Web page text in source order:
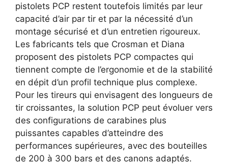
pistolets PCP restent toutefois limités par leur
capacité d’air par tir et par la nécessité d’un
montage sécurisé et d’un entretien rigoureux.
Les fabricants tels que Crosman et Diana
proposent des pistolets PCP compactes qui
tiennent compte de l’ergonomie et de la stabilité
en dépit d’un profil technique plus complexe.
Pour les tireurs qui envisagent des longueurs de
tir croissantes, la solution PCP peut évoluer vers
des configurations de carabines plus
puissantes capables d’atteindre des
performances supérieures, avec des bouteilles
de 200 à 300 bars et des canons adaptés.